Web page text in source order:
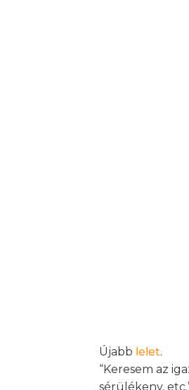
Újabb lelet.
“Keresem az
sérülékeny,